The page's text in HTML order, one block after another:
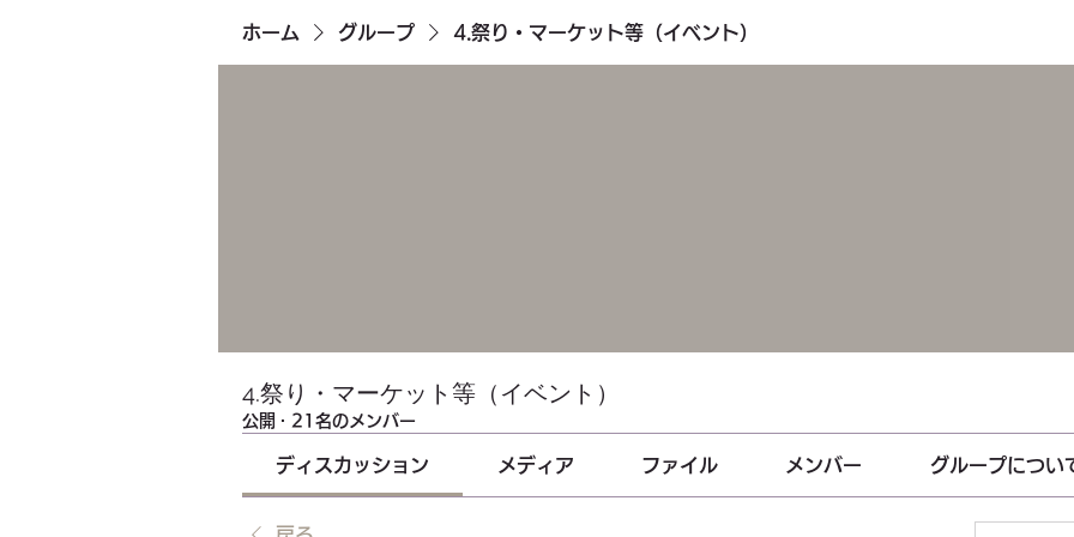
ホーム グループ 4.祭り・マーケット等（イベント）
4.祭り・マーケット等（イベント）
公開 · 21名のメンバー
ディスカッション メディア ファイル メンバー グループについ